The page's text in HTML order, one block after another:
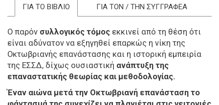
ΓΙΑ ΤΟ ΒΙΒΛΙΟ ΓΙΑ ΤΟΝ / ΤΗΝ ΣΥΓΓΡΑΦΕΑ
Ο παρόν συλλογικός τόμος εκκινεί από τη θέση ότι
είναι αδύνατον να εξηγηθεί επαρκώς η νίκη της
Οκτωβριανής επανάστασης και η ιστορική εμπειρία
της ΕΣΣΔ, δίχως ουσιαστική ανάπτυξη της
επαναστατικής θεωρίας και μεθοδολογίας.
Έναν αιώνα μετά την Οκτωβριανή επανάσταση το